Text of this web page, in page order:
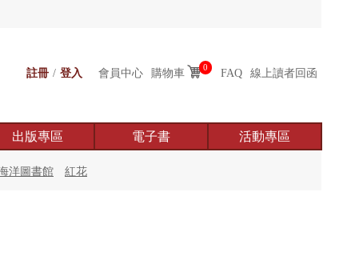
註冊 / 登入 會員中心 購物車 0 FAQ 線上讀者回函
出版專區 電子書 活動專區
洋圖書館 紅花